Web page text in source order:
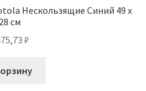
Нескользящие Синий 49 х
28 см
₽